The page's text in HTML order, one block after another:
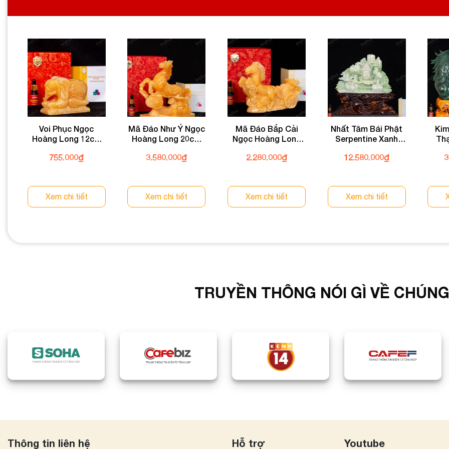
Trọn bộ sản phẩm bao gồm: tác phẩm + 01 đế gỗ + dầu dưỡng đá + thiệp tặng quà + giấy kiểm định chất lượng đá
Thông tin liên hệ:
ĐÁ PHONG THỦY AN PHÁT – LỰA CHỌN SỐ 1 VỀ ĐÁ PHONG THỦY
Địa chỉ: 60/69 Bùi Huy Bích, Hoàng Mai, Hà Nội
Email: daphongthuyanphat@gmail.com
Voi Phục Ngọc
Hoàng Long 12cm
755.000₫
Xem chi tiết
Mã Đáo Như Ý Ngọc
Hoàng Long 20cm
3.580.000₫
Xem chi tiết
Mã Đáo Bắp Cải
Ngọc Hoàng Long
20
2.280.000₫
Xem chi tiết
Nhất Tâm Bái Phật
Serpentine Xanh
37
12.580.000₫
Xem chi tiết
TRUYỀN THÔNG NÓI GÌ VỀ
Thông tin liên hệ Hỗ trợ Youtube